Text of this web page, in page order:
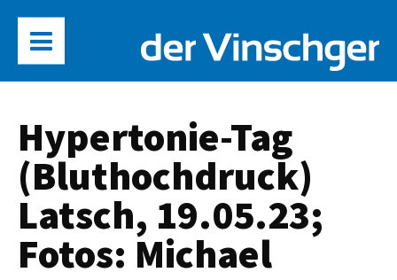
Hypertonie-Tag
(Bluthochdruck)
Latsch, 19.05.23;
Fotos: Michael